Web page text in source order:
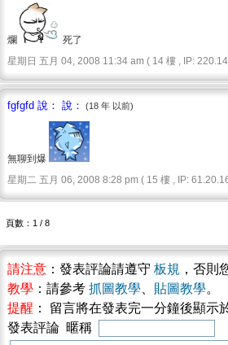
爛
死了
星期日 五月 04, 2008 11:34 am ( 14 樓 , IP:
fgfgfd 說： 說： (18 年 以前)
無聊到爆
星期二 五月 06, 2008 8:28 pm ( 15 樓 , IP:
頁數：1 / 8
請注意 ：發表評論請遵守 板規 ，否則
教學 ：請參考 抓圖教學 貼圖教學。
提醒 ： 留言將在發表完一分鐘後顯
發表評論 暱稱